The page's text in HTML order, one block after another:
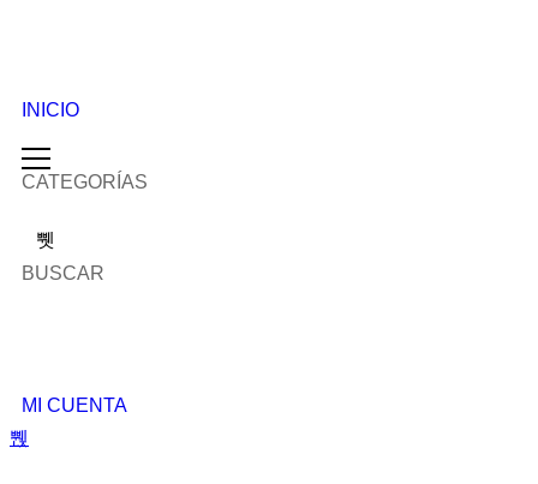
INICIO
CATEGORÍAS
BUSCAR
MI CUENTA